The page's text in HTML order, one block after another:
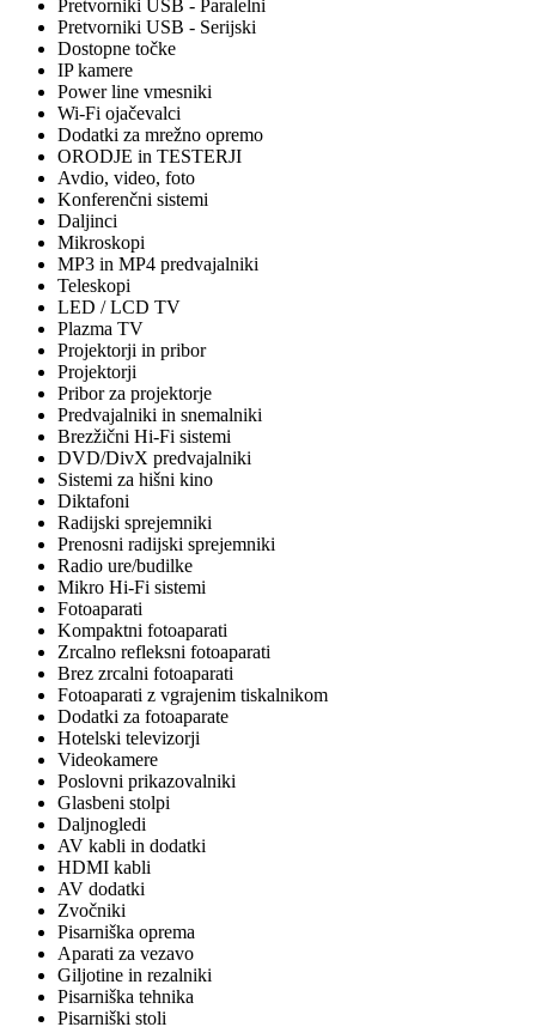
Pretvorniki USB - Paralelni
Pretvorniki USB - Serijski
Dostopne točke
IP kamere
Power line vmesniki
Wi-Fi ojačevalci
Dodatki za mrežno opremo
ORODJE in TESTERJI
Avdio, video, foto
Konferenčni sistemi
Daljinci
Mikroskopi
MP3 in MP4 predvajalniki
Teleskopi
LED / LCD TV
Plazma TV
Projektorji in pribor
Projektorji
Pribor za projektorje
Predvajalniki in snemalniki
Brezžični Hi-Fi sistemi
DVD/DivX predvajalniki
Sistemi za hišni kino
Diktafoni
Radijski sprejemniki
Prenosni radijski sprejemniki
Radio ure/budilke
Mikro Hi-Fi sistemi
Fotoaparati
Kompaktni fotoaparati
Zrcalno refleksni fotoaparati
Brez zrcalni fotoaparati
Fotoaparati z vgrajenim tiskalnikom
Dodatki za fotoaparate
Hotelski televizorji
Videokamere
Poslovni prikazovalniki
Glasbeni stolpi
Daljnogledi
AV kabli in dodatki
HDMI kabli
AV dodatki
Zvočniki
Pisarniška oprema
Aparati za vezavo
Giljotine in rezalniki
Pisarniška tehnika
Pisarniški stoli